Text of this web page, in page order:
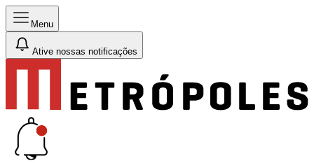
Menu
Ative nossas notificações